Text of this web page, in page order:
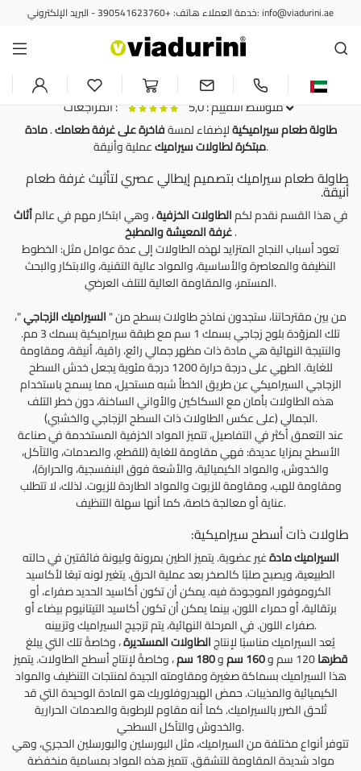
خدمة العملاء هاتف: +390541623760 - البريد الإلكتروني: info@viadurini.ae
جداول ثابتة
طاولة طعام سيراميكية لتجهيز
غرفة طعامك الفاخرة بمادة مبتكرة
المراجعات :
متوسط التقييم : 5,0
Merveilleux, une table comme celle-ci à laquelle je n'aurais jamais
pensé.
La table est solide et solide; visuellement impressionnant domine ma
salle à manger.
Le matériau est vraiment de qualité.
J'ai acheté la version blanche et j'en suis content car elle illumine
beaucoup la pièce.
طاولة طعام سيراميكيةلإضفاء لمسةفاخرة على غرفة طعامك.مادة
مبتكرةلطاولات سيراميك عملية وأنيقة.
طاولة طعام سيراميك بتصميم إيطالي عصري لتأثيث غرفة طعام
أنيقة.
في هذا القسم نقدم لكمالطاولات الخزفية، وهي ابتكار مهم في عالمأثاث
غرفة المعيشة والمطبخ.
تعود أسباب النجاح المتزايد لهذه الطاولات إلى عدة عوامل مثل: الخطوط
النظيفة والمعاصرة والأساسية، والمواد عالية التقنية، والابتكار والبحث
المستمر، والمقاومة العالية للتلف العرضي.
من بين مقترحاتنا، ستجدون نماذج طاولات بسطح من "السيراميك الزجاجي"،
تلك المزوّدة بلوح زجاجي بسمك 1 سم مع طبقة سيراميكية بسمك 3 مم.
والنتيجة النهائية هي مادة ذات مظهر جمالي رائع، راقية، أنيقة، ومقاومة
للغاية. الطهي على درجة حرارة 1200 درجة مئوية يجعل خدش السطح
الزجاجي السيراميكي عن طريق الخطأ شبه مستحيل، مما يسمح باستخدام
هذه الطاولات بأمان مع السكاكين والأواني الساخنة، دون خطر التلف
الجمالي (على عكس الطاولات ذات السطح الزجاجي والخشبي).
عند التعمق أكثر في التفاصيل، تتميز المواد الخزفية المستخدمة في صناعة
الأسطح بمزايا عديدة: فهي مقاومة للغاية (للقطع، والصدمات، والتآكل،
والخدوش، والمواد الكيميائية، والأشعة فوق البنفسجية، والحرارة)،
ومقاومة للهب، ومقاومة للزيوت والمواد الطاردة للزيوت. لذلك، لا تتطلب
عناية أو معالجة خاصة، كما أنها سهلة التنظيف.
طاولات ذات أسطح سيراميكية:
السيراميكمادةغير عضوية. يتميز الطين بمرونة وليونة فائقتين في حالته
الطبيعية، ويصبح صلبًا كالصخر بعد عملية الحرق. يتغير لونه تبعًا لأكاسيد
الكروموفور الموجودة فيه. يمكن أن تكون أكاسيد الحديد صفراء، أو
برتقالية، أو حمراء اللون، بينما يمكن أن تكون أكاسيد التيتانيوم بيضاء أو
صفراء اللون. في المرحلة النهائية، يتم تزجيج السيراميك وتزيينه.
يُعد السيراميك مناسبًا لإنتاجالطاولات المستديرة، وخاصةً تلك التي يبلغ
قطرها120 سم و 160 سم و180 سم
، وخاصةً لإنتاج أسطح الطاولات. يتميز
هذا السيراميك بسماكة صغيرة ومقاومته الجيدة لمنتجات التنظيف والمواد
الكيميائية والمذيبات. حمض الهيدروفلوريك هو المادة الوحيدة التي قد
تُلحق الضرر بالسيراميك. كما أنه مقاوم للرطوبة والصدمات الحرارية
والخدوش والتآكل السطحي.
تتوفر أنواع مختلفة من السيراميك، مثل البورسلين والبورسلين الحجري، وهي
مواد شديدة المقاومة للتشقق. تتميز هذه المواد بمسامية منخفضة